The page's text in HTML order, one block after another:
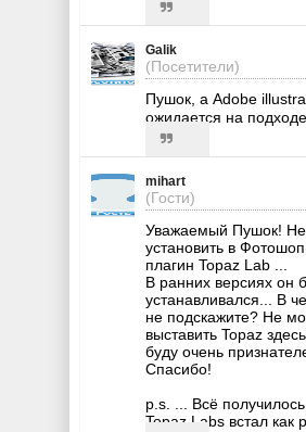
Galik
(Посетители)
Пушок, а Adobe
ожидается на
mihart
(Гости)
Уважаемый Пушок! Не
установить в
плагин Topaz Lab ...
В ранних версиях он
устанавливался... В
не подскажите? Не
выставить Topaz
буду очень
Спасибо!
p.s. ... Всё
Topaz Labs встал как